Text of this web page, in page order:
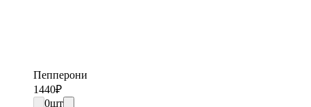
Пепперони
1440₽
0шт